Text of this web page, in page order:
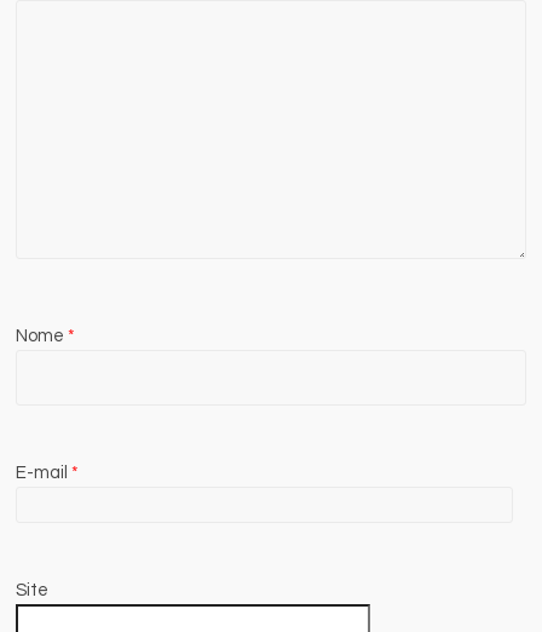
Nome*
E-mail*
Site